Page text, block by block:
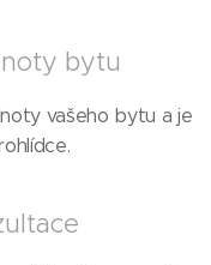
bytu
vašeho bytu a je